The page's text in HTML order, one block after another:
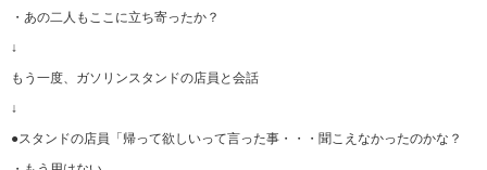
・あの二人もここに立ち寄ったか？
↓
もう一度、ガソリンスタンドの店員と会話
↓
●スタンドの店員「帰って欲しいって言った事・・・聞こえなかったのかな？